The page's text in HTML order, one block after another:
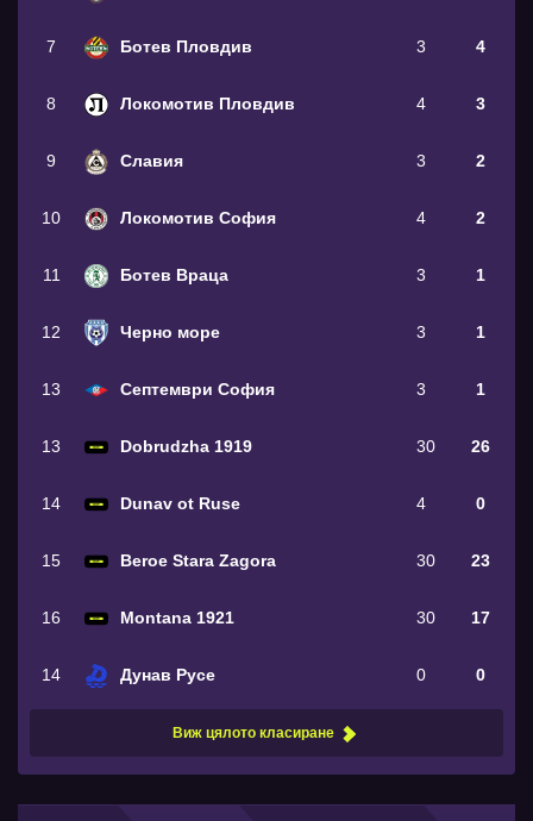
7 Ботев Пловдив 3 4
8 Локомотив Пловдив 4 3
9 Славия 3 2
10 Локомотив София 4 2
11 Ботев Враца 3 1
12 Черно море 3 1
13 Септември София 3 1
13 Dobrudzha 1919 30 26
14 Dunav ot Ruse 4 0
15 Beroe Stara Zagora 30 23
16 Montana 1921 30 17
14 Дунав Русе 0 0
Виж цялото класиране